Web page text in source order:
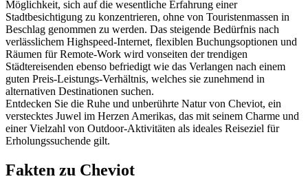
Möglichkeit, sich auf die wesentliche Erfahrung einer
Stadtbesichtigung zu konzentrieren, ohne von Touristenmassen in
Beschlag genommen zu werden. Das steigende Bedürfnis nach
verlässlichem Highspeed-Internet, flexiblen Buchungsoptionen und
Räumen für Remote-Work wird vonseiten der trendigen
Städtereisenden ebenso befriedigt wie das Verlangen nach einem
guten Preis-Leistungs-Verhältnis, welches sie zunehmend in
alternativen Destinationen suchen.
Entdecken Sie die Ruhe und unberührte Natur von Cheviot, ein
verstecktes Juwel im Herzen Amerikas, das mit seinem Charme und
einer Vielzahl von Outdoor-Aktivitäten als ideales Reiseziel für
Erholungssuchende gilt.
Fakten zu Cheviot